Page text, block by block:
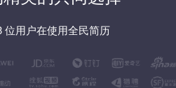
位用户在使用全民简历